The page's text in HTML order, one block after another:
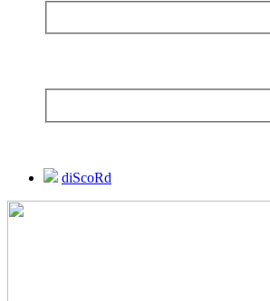
diScoRd